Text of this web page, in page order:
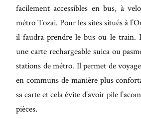
facilement accessibles en bus, à
métro Tozai. Pour les sites situés à
il faudra prendre le bus ou le train.
une carte rechargeable suica ou
stations de métro. Il permet de
en communs de manière plus
sa carte et cela évite d’avoir pile
pièces.